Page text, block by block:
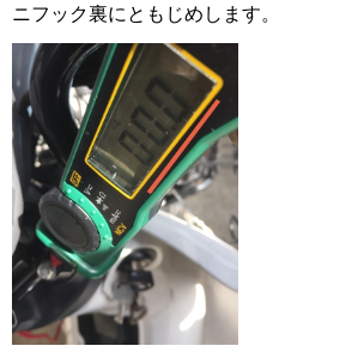
ニフック裏にともじめします。